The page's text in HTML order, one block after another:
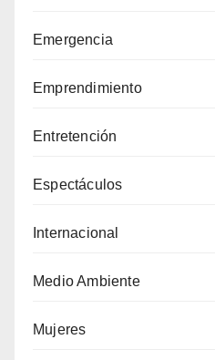
Emergencia
Emprendimiento
Entretención
Espectáculos
Internacional
Medio Ambiente
Mujeres